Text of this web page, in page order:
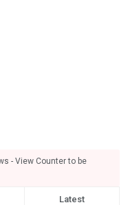
- View Counter to be
Latest